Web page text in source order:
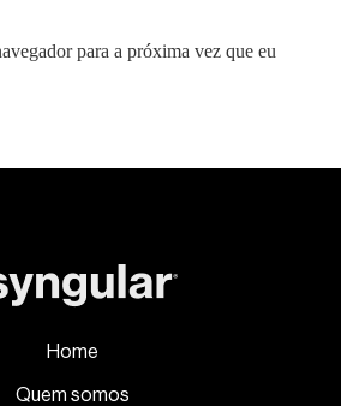
para a próxima vez que eu
Home
Quem somos